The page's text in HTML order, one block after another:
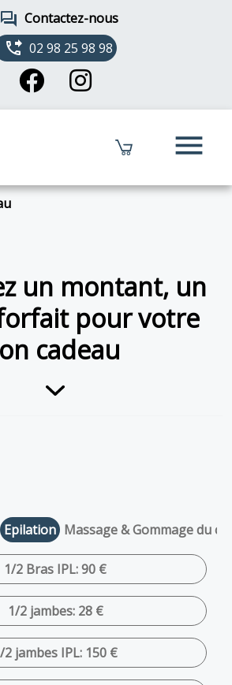
forum Contactez-nous
phone_forwarded 02 98 25 98 98
menu
un montant, un
pour votre
cadeau
Epilation Massage & Gommage du
1/2 Bras IPL: 90 €
1/2 jambes: 28 €
2 jambes IPL: 150 €